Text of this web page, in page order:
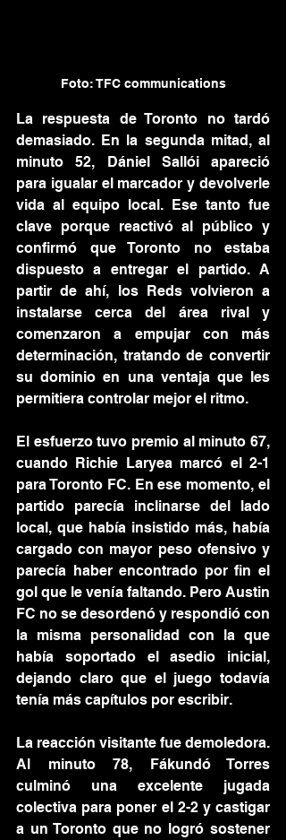
Foto: TFC communications
La respuesta de Toronto no tardó
demasiado. En la segunda mitad, al
minuto 52, Dániel Sallói apareció
para igualar el marcador y devolverle
vida al equipo local. Ese tanto fue
clave porque reactivó al público y
confirmó que Toronto no estaba
dispuesto a entregar el partido. A
partir de ahí, los Reds volvieron a
instalarse cerca del área rival y
comenzaron a empujar con más
determinación, tratando de convertir
su dominio en una ventaja que les
permitiera controlar mejor el ritmo.
El esfuerzo tuvo premio al minuto 67,
cuando Richie Laryea marcó el 2-1
para Toronto FC. En ese momento, el
partido parecía inclinarse del lado
local, que había insistido más, había
cargado con mayor peso ofensivo y
parecía haber encontrado por fin el
gol que le venía faltando. Pero Austin
FC no se desordenó y respondió con
la misma personalidad con la que
había soportado el asedio inicial,
dejando claro que el juego todavía
tenía más capítulos por escribir.
La reacción visitante fue demoledora.
Al minuto 78, Fákundó Torres
culminó una excelente jugada
colectiva para poner el 2-2 y castigar
a un Toronto que no logró sostener